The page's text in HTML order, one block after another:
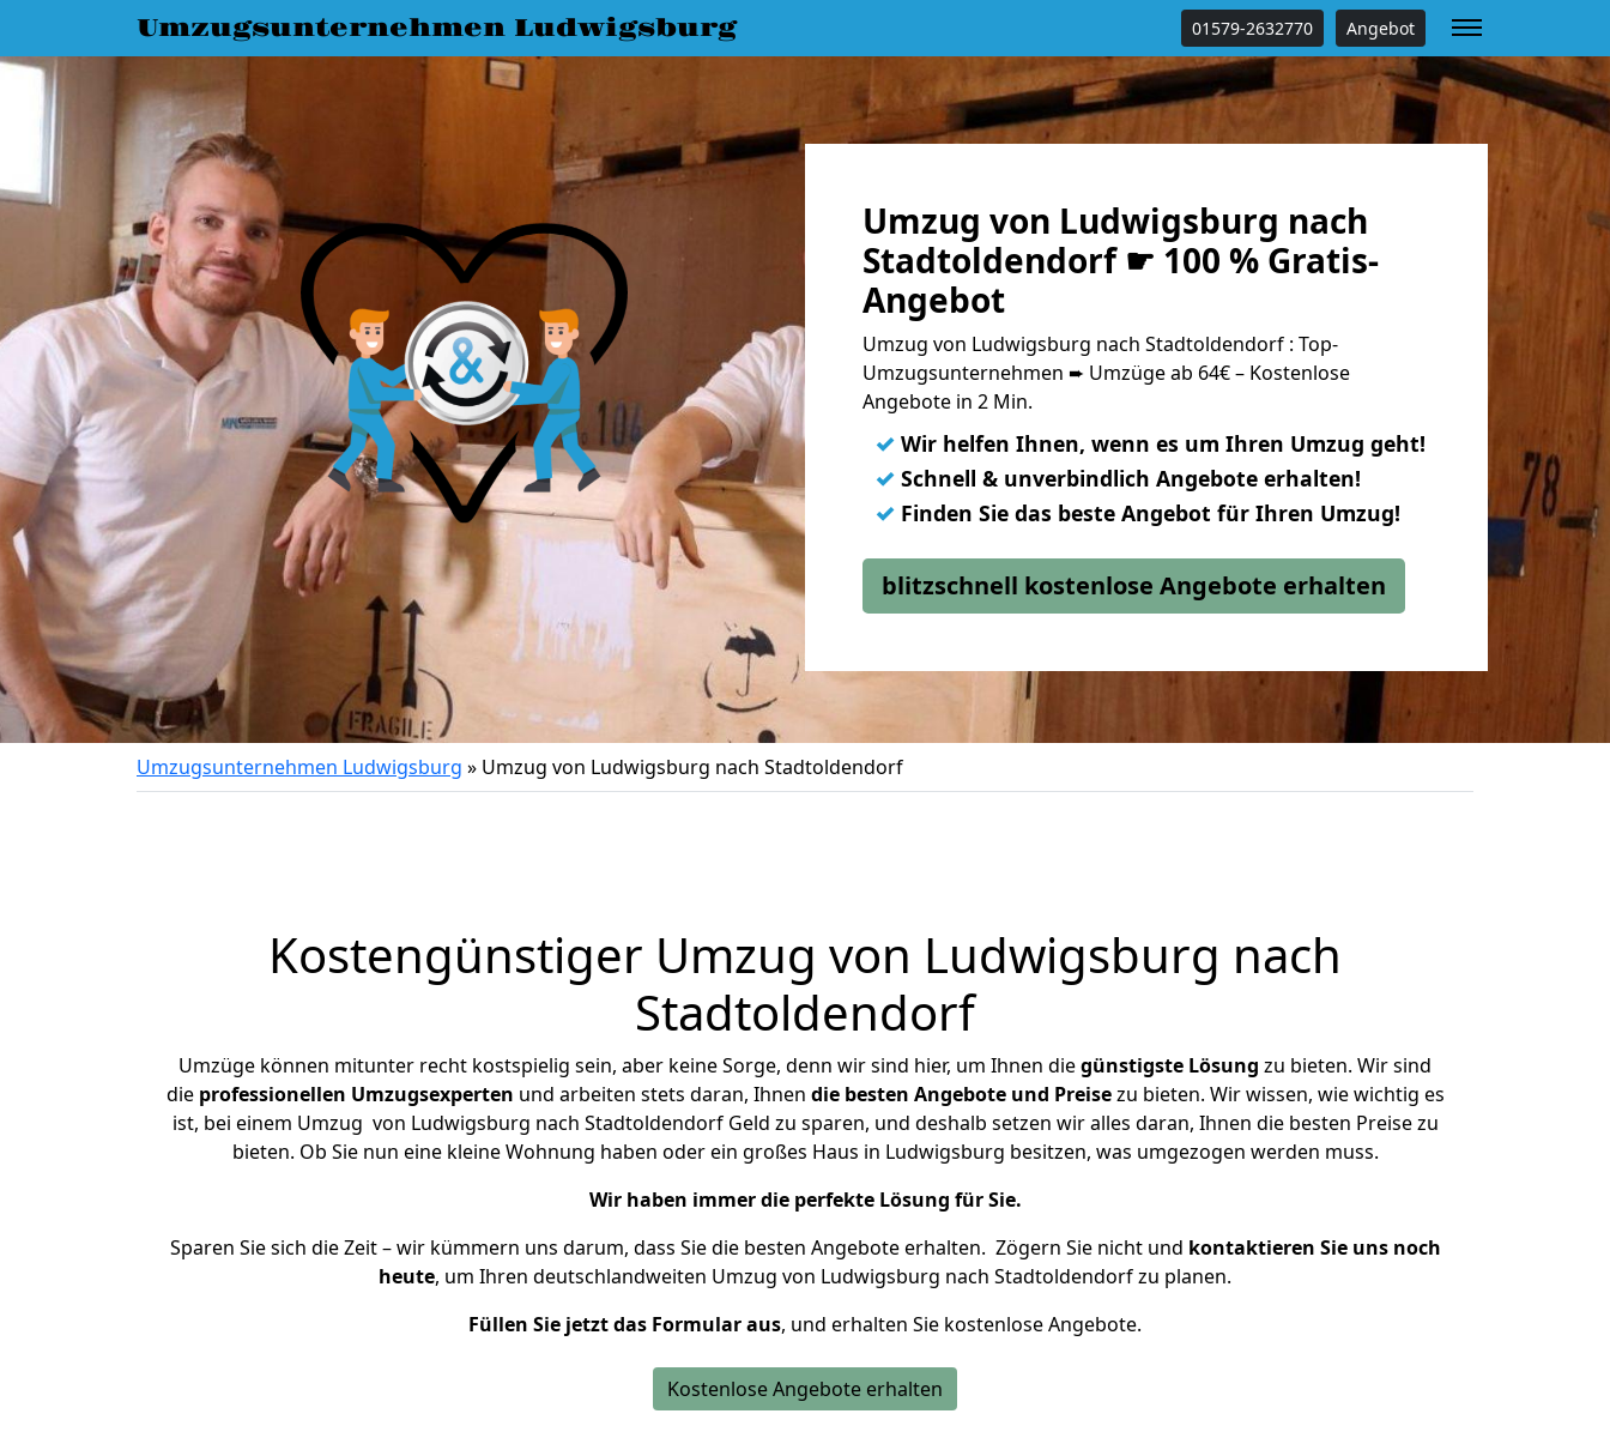
Umzugsunternehmen Ludwigsburg 01579-2632770 Angebot
Umzug von Ludwigsburg nach
Stadtoldendorf ☛ 100 % Gratis-
Angebot
Umzug von Ludwigsburg nach Stadtoldendorf : Top-
Umzugsunternehmen ➨ Umzüge ab 64€ – Kostenlose
Angebote in 2 Min.
✓ Wir helfen Ihnen, wenn es um Ihren Umzug geht!
✓ Schnell & unverbindlich Angebote erhalten!
✓ Finden Sie das beste Angebot für Ihren Umzug!
blitzschnell kostenlose Angebote erhalten
Umzugsunternehmen Ludwigsburg » Umzug von Ludwigsburg nach Stadtoldendorf
Kostengünstiger Umzug von Ludwigsburg nach
Stadtoldendorf
Umzüge können mitunter recht kostspielig sein, aber keine Sorge, denn wir sind hier, um Ihnen diegünstigste Lösung zu bieten. Wir sind
die professionellen Umzugsexperten und arbeiten stets daran, Ihnen die besten Angebote und Preisezu bieten. Wir wissen, wie wichtig es
ist, bei einem Umzug von Ludwigsburg nach Stadtoldendorf Geld zu sparen, und deshalb setzen wir alles daran, Ihnen die besten Preise zu
bieten. Ob Sie nun eine kleine Wohnung haben oder ein großes Haus in Ludwigsburg besitzen, was umgezogen werden muss.
Wir haben immer die perfekte Lösung für Sie.
Sparen Sie sich die Zeit – wir kümmern uns darum, dass Sie die besten Angebote erhalten. Zögern Sie nicht und kontaktieren Sie uns noch
heute, um Ihren deutschlandweiten Umzug von Ludwigsburg nach Stadtoldendorf zu planen.
Füllen Sie jetzt das Formular aus, und erhalten Sie kostenlose Angebote.
Kostenlose Angebote erhalten